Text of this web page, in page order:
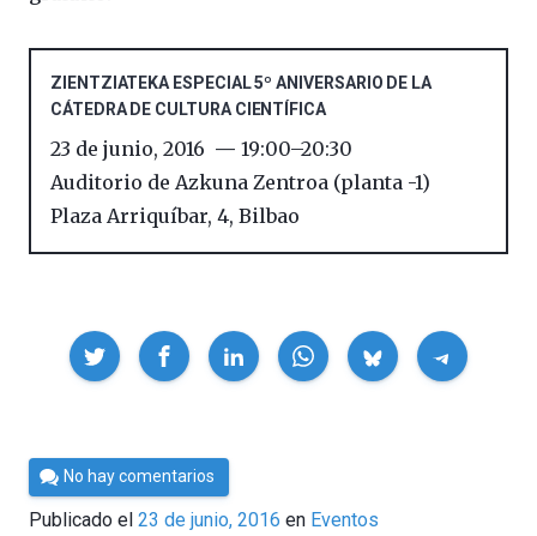
ZIENTZIATEKA ESPECIAL 5º ANIVERSARIO DE LA
CÁTEDRA DE CULTURA CIENTÍFICA
23 de junio, 2016 19:00–20:30
Auditorio de Azkuna Zentroa (planta -1)
Plaza Arriquíbar, 4, Bilbao
Compartir
Por
Cultura
Cientifica
No hay comentarios
Publicado el 23 de junio, 2016 en Eventos